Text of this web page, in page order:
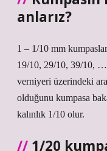
anlarız?
1 – 1/10 mm
19/10, 29/10, 39/10,
verniyeri üzerindeki
olduğunu kumpasa
kalınlık 1/10 olur.
1/20